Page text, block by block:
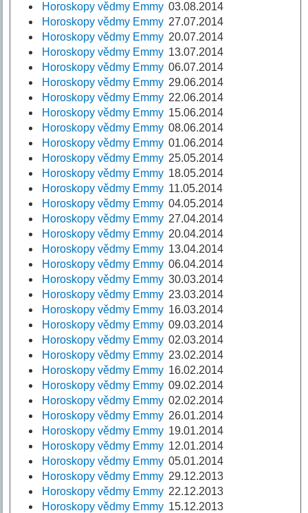
Horoskopy vědmy Emmy 03.08.2014
Horoskopy vědmy Emmy 27.07.2014
Horoskopy vědmy Emmy 20.07.2014
Horoskopy vědmy Emmy 13.07.2014
Horoskopy vědmy Emmy 06.07.2014
Horoskopy vědmy Emmy 29.06.2014
Horoskopy vědmy Emmy 22.06.2014
Horoskopy vědmy Emmy 15.06.2014
Horoskopy vědmy Emmy 08.06.2014
Horoskopy vědmy Emmy 01.06.2014
Horoskopy vědmy Emmy 25.05.2014
Horoskopy vědmy Emmy 18.05.2014
Horoskopy vědmy Emmy 11.05.2014
Horoskopy vědmy Emmy 04.05.2014
Horoskopy vědmy Emmy 27.04.2014
Horoskopy vědmy Emmy 20.04.2014
Horoskopy vědmy Emmy 13.04.2014
Horoskopy vědmy Emmy 06.04.2014
Horoskopy vědmy Emmy 30.03.2014
Horoskopy vědmy Emmy 23.03.2014
Horoskopy vědmy Emmy 16.03.2014
Horoskopy vědmy Emmy 09.03.2014
Horoskopy vědmy Emmy 02.03.2014
Horoskopy vědmy Emmy 23.02.2014
Horoskopy vědmy Emmy 16.02.2014
Horoskopy vědmy Emmy 09.02.2014
Horoskopy vědmy Emmy 02.02.2014
Horoskopy vědmy Emmy 26.01.2014
Horoskopy vědmy Emmy 19.01.2014
Horoskopy vědmy Emmy 12.01.2014
Horoskopy vědmy Emmy 05.01.2014
Horoskopy vědmy Emmy 29.12.2013
Horoskopy vědmy Emmy 22.12.2013
Horoskopy vědmy Emmy 15.12.2013